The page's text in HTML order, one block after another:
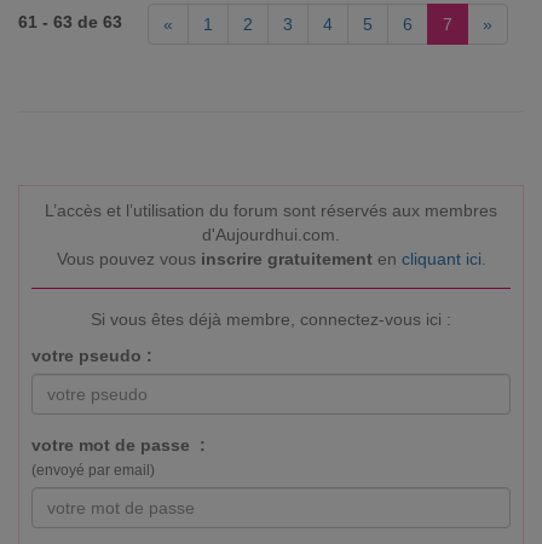
61 - 63 de 63 « 1 2 3 4 5 6 7 »
L’accès et l’utilisation du forum sont réservés aux membres
d'Aujourdhui.com.
Vous pouvez vous inscrire gratuitementen cliquant ici
Si vous êtes déjà membre, connectez-vous ici :
votre pseudo :
votre mot de passe :
(envoyé par email)